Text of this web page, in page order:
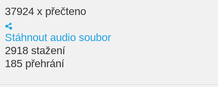
37924 x přečteno
Stáhnout audio soubor
2918 stažení
185 přehrání